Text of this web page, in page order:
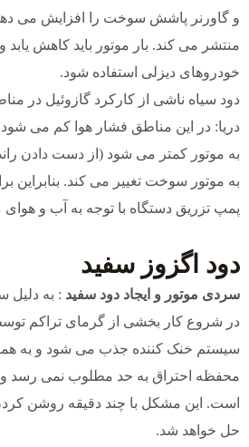
و گاورنر پاشش سوخت را افزایش می
منتشر می کند. بار موتور باید کاهش یابد
خودروهای دیزلی استفاده شود.
دود سیاه ناشی از کارکرد گازوئیل در
دریا: در این مناطق فشار هوا کم می شود
به موتور کمتر می شود (از دست دادن
به موتور سوخت تغییر می کند. بنابراین
پمپ تزریق دستگاه با توجه به آب و
دود اگزوز سفید
سردی موتور و ایجاد دود سفید : به دلیل
در شروع کار بخشی از گرمای تراکم
سیستم خنک کننده جذب می شود و به
محفظه احتراق به حد مطلوب نمی رسد
است. این مشکل با چند دقیقه روشن
حل خواهد شد.